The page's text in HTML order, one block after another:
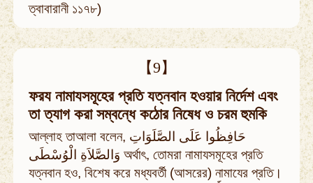
ত্বাবারানী ১১৭৮)
【9】
ফরয নামাযসমূহের প্রতি যত্নবান হওয়ার নির্দেশ এবং
তা ত্যাগ করা সম্বন্ধে কঠোর নিষেধ ও চরম হুমকি
আল্লাহ তাআলা বলেন, حَافِظُوا عَلَى الصَّلَوَاتِ
وَالصَّلاَةِ الْوُسْطَى অর্থাৎ, তোমরা নামাযসমূহের প্রতি
যত্নবান হও, বিশেষ করে মধ্যবর্তী (আসরের) নামাযের প্রতি।